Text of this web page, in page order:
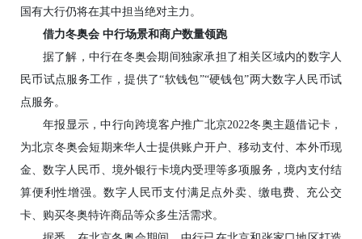
国有大行仍将在其中担当绝对主力。
借力冬奥会 中行场景和商户数量领跑
据了解，中行在冬奥会期间独家承担了相关区域内的数字人
民币试点服务工作，提供了“软钱包”“硬钱包”两大数字人民币试
点服务。
年报显示，中行向跨境客户推广北京2022冬奥主题借记卡，
为北京冬奥会短期来华人士提供账户开户、移动支付、本外币现
金、数字人民币、境外银行卡境内受理等多项服务，境内支付结
算便利性增强。数字人民币支付满足点外卖、缴电费、充公交
卡、购买冬奥特许商品等众多生活需求。